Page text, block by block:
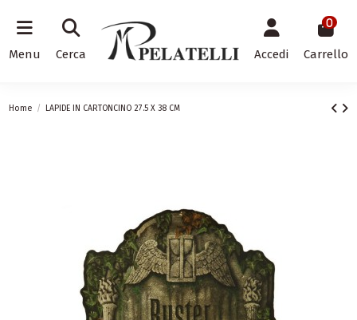
Menu Cerca Accedi
0
Carrello
Home LAPIDE IN CARTONCINO 27.5 X 38 CM